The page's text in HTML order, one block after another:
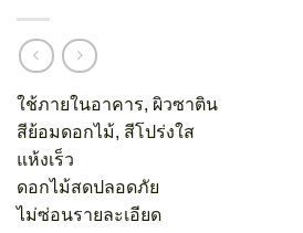
ใช้ภายในอาคาร, ผิวซาติน
สีย้อมดอกไม้, สีโปร่งใส
แห้งเร็ว
ดอกไม้สดปลอดภัย
ไม่ซ่อนรายละเอียด